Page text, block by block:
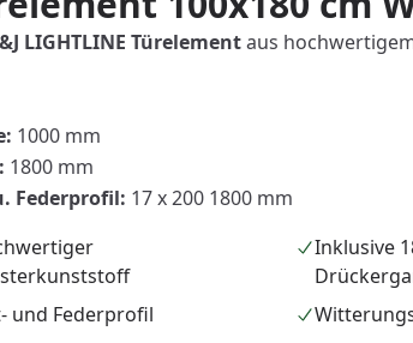
LIGHTLINE Türelementaus
1000 mm
1800 mm
Federprofil: 17 x 200 1800 mm
Inklusive
und Federprofil